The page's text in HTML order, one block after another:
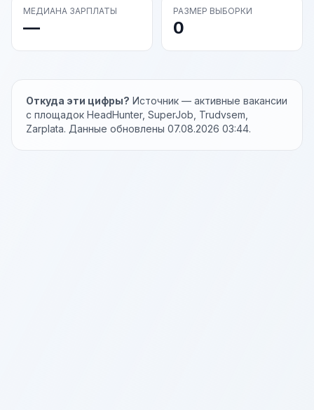
МЕДИАНА ЗАРПЛАТЫ
—
РАЗМЕР ВЫБОРКИ
0
Откуда эти цифры? Источник — активные вакансии
с площадок HeadHunter, SuperJob, Trudvsem,
Zarplata. Данные обновлены 07.08.2026 03:44.